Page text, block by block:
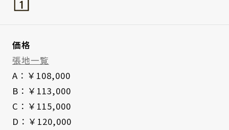
価格
張地一覧
A：￥108,000
B：￥113,000
C：￥115,000
D：￥120,000